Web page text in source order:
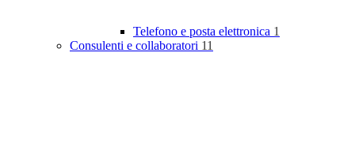
Telefono e posta elettronica 1
Consulenti e collaboratori 11